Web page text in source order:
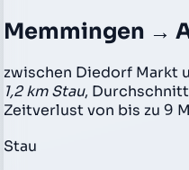
Memmingen →
zwischen Diedorf Markt
1,2 km Stau,
Zeitverlust von bis zu 9
Stau